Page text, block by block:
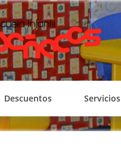
Descuentos Servicios